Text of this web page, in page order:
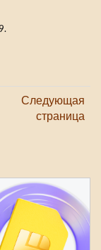
Следующая
страница